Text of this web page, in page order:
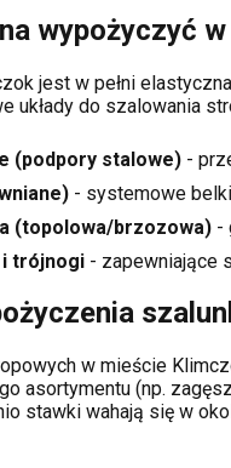
wypożyczyć w
jest w pełni
układy do szalowania
(podpory stalowe) -
- systemowe
(topolowa/brzozowa) -
i trójnogi - zapewniające
w mieście
asortymentu (np.
stawki wahają się w